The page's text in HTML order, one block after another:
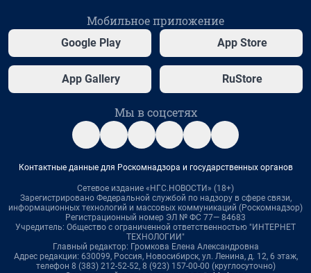
Мобильное приложение
Google Play App Store
App Gallery RuStore
Мы в соцсетях
Контактные данные для Роскомнадзора и государственных органов
Сетевое издание «НГС.НОВОСТИ» (18+)
Зарегистрировано Федеральной службой по надзору в сфере связи,
информационных технологий и массовых коммуникаций (Роскомнадзор)
Регистрационный номер ЭЛ № ФС 77— 84683
Учредитель: Общество с ограниченной ответственностью "ИНТЕРНЕТ
ТЕХНОЛОГИИ"
Главный редактор: Громкова Елена Александровна
Адрес редакции: 630099, Россия, Новосибирск, ул. Ленина, д. 12, 6 этаж,
телефон 8 (383) 212-52-52, 8 (923) 157-00-00 (круглосуточно)